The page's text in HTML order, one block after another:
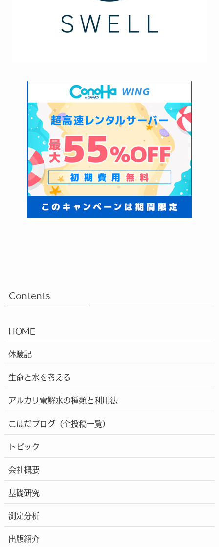
Contents
HOME
体験記
生命と水を考える
アルカリ電解水の種類と利用法
こはだブログ（全投稿一覧）
トピック
会社概要
基礎研究
測定分析
出版紹介